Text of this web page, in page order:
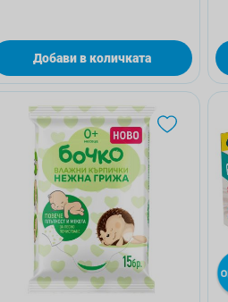
Добави в количката